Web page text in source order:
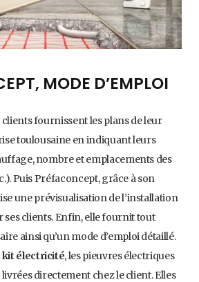
MODE D’EMPLOI
fournissent les plans de leur
toulousaine en indiquant leurs
nombre et emplacements des
Puis Préfaconcept, grâce à son
une prévisualisation de l’installation
ses clients. Enfin, elle fournit tout
ainsi qu’un mode d’emploi détaillé.
kit électricité, les pieuvres électriques
directement chez le client. Elles